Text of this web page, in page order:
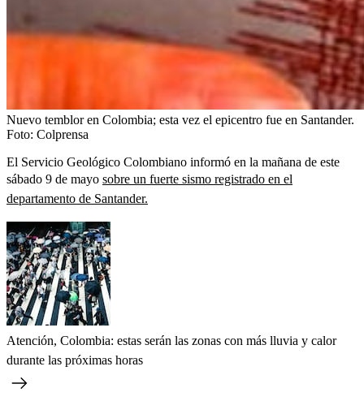
Nuevo temblor en Colombia; esta vez el epicentro fue en Santander.
Foto: Colprensa
El Servicio Geológico Colombiano informó en la mañana de este
sábado 9 de mayo sobre un fuerte sismo registrado en el
departamento de Santander.
Atención, Colombia: estas serán las zonas con más lluvia y calor
durante las próximas horas